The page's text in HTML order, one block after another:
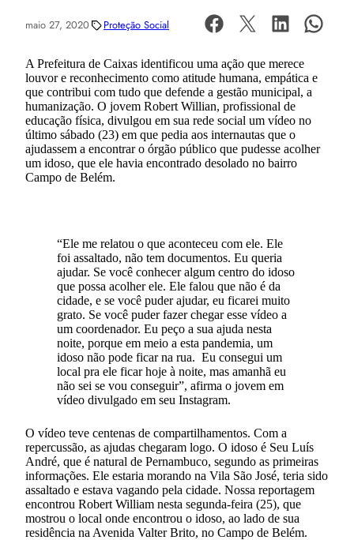
maio 27, 2020 Proteção Social
A Prefeitura de Caixas identificou uma ação que merece
louvor e reconhecimento como atitude humana, empática e
que contribui com tudo que defende a gestão municipal, a
humanização. O jovem Robert Willian, profissional de
educação física, divulgou em sua rede social um vídeo no
último sábado (23) em que pedia aos internautas que o
ajudassem a encontrar o órgão público que pudesse acolher
um idoso, que ele havia encontrado desolado no bairro
Campo de Belém.
“Ele me relatou o que aconteceu com ele. Ele
foi assaltado, não tem documentos. Eu queria
ajudar. Se você conhecer algum centro do idoso
que possa acolher ele. Ele falou que não é da
cidade, e se você puder ajudar, eu ficarei muito
grato. Se você puder fazer chegar esse vídeo a
um coordenador. Eu peço a sua ajuda nesta
noite, porque em meio a esta pandemia, um
idoso não pode ficar na rua. Eu consegui um
local pra ele ficar hoje à noite, mas amanhã eu
não sei se vou conseguir”, afirma o jovem em
vídeo divulgado em seu Instagram.
O vídeo teve centenas de compartilhamentos. Com a
repercussão, as ajudas chegaram logo. O idoso é Seu Luís
André, que é natural de Pernambuco, segundo as primeiras
informações. Ele estaria morando na Vila São José, teria sido
assaltado e estava vagando pela cidade. Nossa reportagem
encontrou Robert William nesta segunda-feira (25), que
mostrou o local onde encontrou o idoso, ao lado de sua
residência na Avenida Valter Brito, no Campo de Belém.